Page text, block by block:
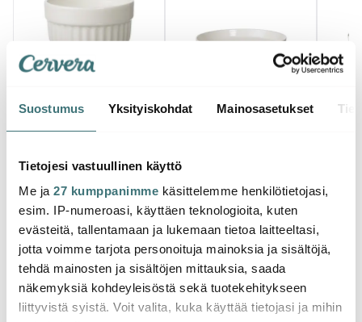
Suostumus Yksityiskohdat Mainosasetukset
Tietojesi vastuullinen käyttö
Me ja 27 kumppanimme käsittelemme henkilötietojasi,
esim. IP-numeroasi, käyttäen teknologioita, kuten
evästeitä, tallentamaan ja lukemaan tietoa laitteeltasi,
jotta voimme tarjota personoituja mainoksia ja sisältöjä,
tehdä mainosten ja sisältöjen mittauksia, saada
näkemyksiä kohdeyleisöstä sekä tuotekehitykseen
liittyvistä syistä. Voit valita, kuka käyttää tietojasi ja mihin
Uunikokki Annosvuoka
Saatavilla
Uunikokki
Saatat pitää myös näistä